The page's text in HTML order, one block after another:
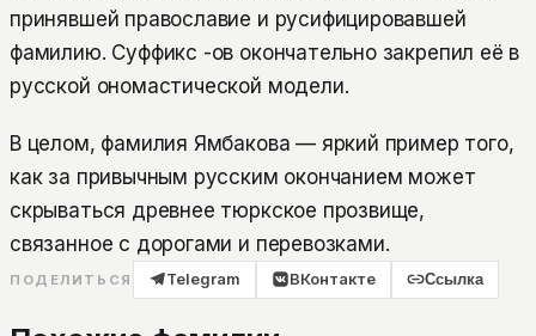
принявшей православие и русифицировавшей
фамилию. Суффикс -ов окончательно закрепил её в
русской ономастической модели.
В целом, фамилия Ямбакова — яркий пример того,
как за привычным русским окончанием может
скрываться древнее тюркское прозвище,
связанное с дорогами и перевозками.
ПОДЕЛИТЬСЯ Telegram ВКонтакте Ссылка